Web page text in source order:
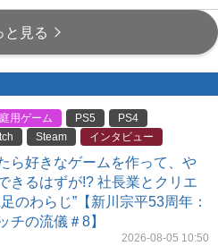
と見る
用ゲーム PS5
PS4
Steam インタビュー
ら好きなゲームを作って、や
きるはずが!? 社長業とクリエ
のわらじ”【新川宗平53周年：
チの流儀＃8】
2026-08-05 10:50